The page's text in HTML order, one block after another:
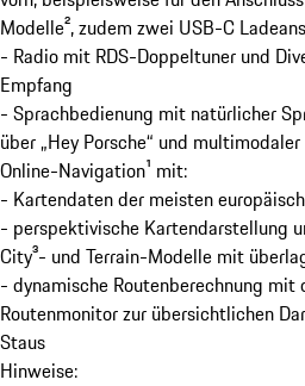
Modelle², zudem zwei USB-C
- Radio mit RDS-Doppeltuner und
Empfang
- Sprachbedienung mit natürlicher
über „Hey Porsche“ und
Online-Navigation¹ mit:
- Kartendaten der meisten
- perspektivische Kartendarstellung
City³- und Terrain-Modelle mit
- dynamische Routenberechnung mit
Routenmonitor zur übersichtlichen
Staus
Hinweise: